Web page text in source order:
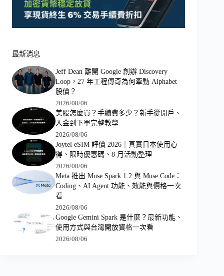
最新消息
Jeff Dean 離開 Google 創辦 Discovery
Loop，27 年工程傳奇為何牽動 Alphabet
股價？
2026/08/06
美股怎麼買？手續費多少？新手從開戶、
入金到下單完整教學
2026/08/06
Joytel eSIM 評價 2026｜真實日本使用心
得、限時優惠碼、8 月活動整理
2026/08/06
Meta 推出 Muse Spark 1.2 與 Muse Code：
Coding、AI Agent 功能、效能與價格一次
看
2026/08/06
Google Gemini Spark 是什麼？最新功能、
使用方式與台灣開放資格一次看
2026/08/06